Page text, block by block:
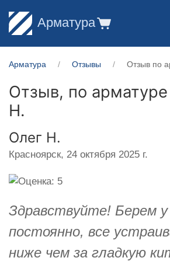
Арматура
Арматура Отзывы Отзыв по
Отзыв, по арматуре
Н.
Олег Н.
Красноярск, 24 октября 2025 г.
Здравствуйте! Берем у
постоянно, все
ниже чем за гладкую